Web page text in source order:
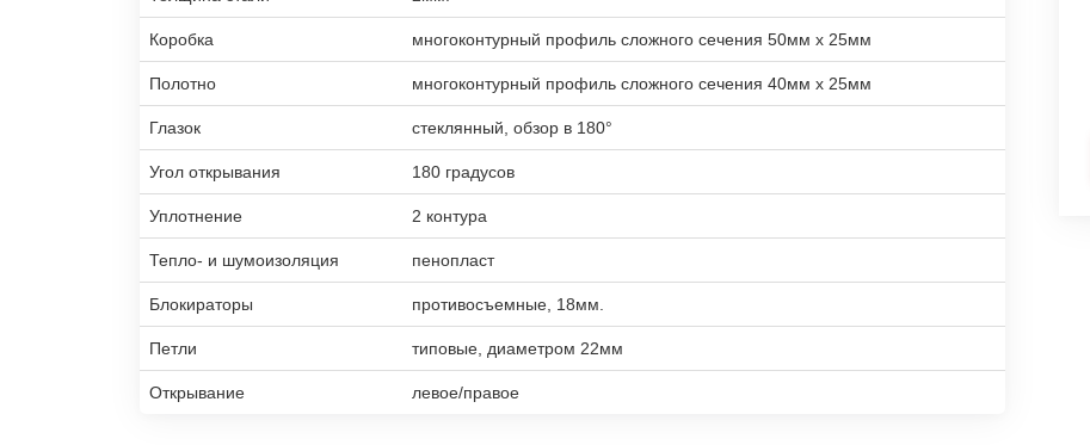
Коробка многоконтурный профиль сложного сечения 50мм х 25мм
Полотно многоконтурный профиль сложного сечения 40мм х 25мм
Глазок стеклянный, обзор в 180°
Угол открывания 180 градусов
Уплотнение 2 контура
Тепло- и шумоизоляция пенопласт
Блокираторы противосъемные, 18мм.
Петли типовые, диаметром 22мм
Открывание левое/правое